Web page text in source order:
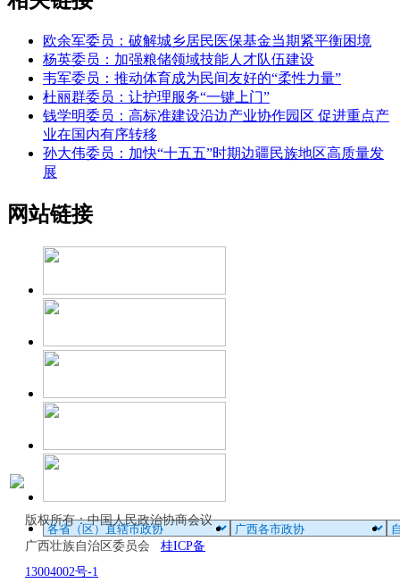
欧余军委员：破解城乡居民医保基金当期紧平衡困境
杨英委员：加强粮储领域技能人才队伍建设
韦军委员：推动体育成为民间友好的“柔性力量”
杜丽群委员：让护理服务“一键上门”
钱学明委员：高标准建设沿边产业协作园区 促进重点产
业在国内有序转移
孙大伟委员：加快“十五五”时期边疆民族地区高质量发
展
网站链接
版权所有：中国人民政治协商会议
广西壮族自治区委员会 桂ICP备
13004002号-1